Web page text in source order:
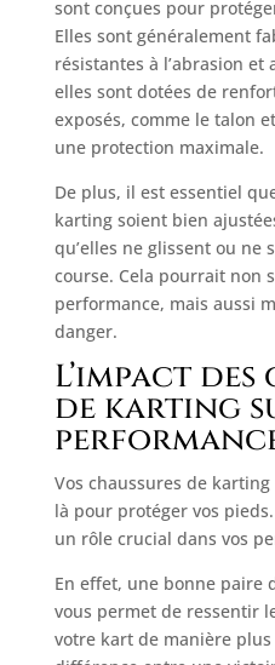
sont conçues pour
Elles sont généralement
résistantes à l’abrasion et
elles sont dotées de
exposés, comme le talon
une protection maximale.
De plus, il est essentiel
karting soient bien
qu’elles ne glissent ou ne
course. Cela pourrait non
performance, mais aussi
danger.
L’impact
de karting
Vos chaussures de
là pour protéger vos
un rôle crucial dans vos
En effet, une bonne paire
vous permet de ressentir
votre kart de manière